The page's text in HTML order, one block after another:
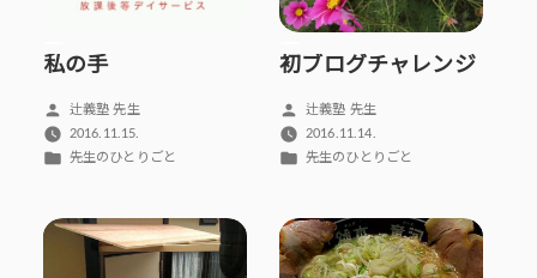
私の手
投
稿
者:
辻義塾 先生
2016.11.15.
カ
リ
ー:
先生のひとりごと
初ブログチャレンジ
投
稿
者:
辻義塾 先生
2016.11.14.
カ
リ
ー:
先生のひとりごと